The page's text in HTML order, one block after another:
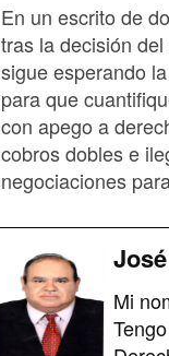
En un escrito de
tras la decisión
sigue esperando
para que
con apego a
cobros dobles e
negociaciones
Mi